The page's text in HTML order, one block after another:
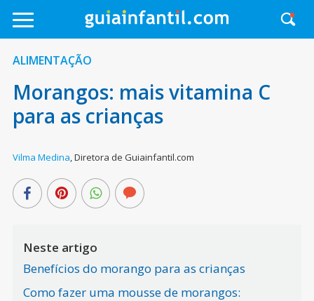
ALIMENTAÇÃO
Morangos: mais vitamina C
para as crianças
Vilma Medina,Diretora de Guiainfantil.com
Neste artigo
Benefícios do morango para as crianças
Como fazer uma mousse de morangos: